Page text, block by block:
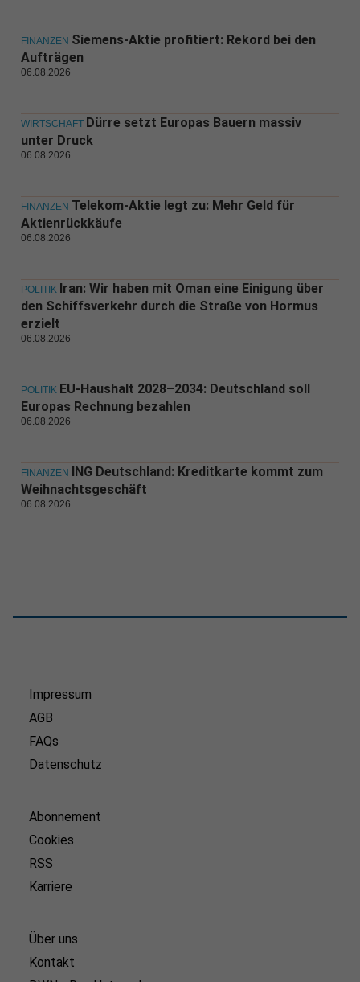
FINANZEN Siemens-Aktie profitiert: Rekord bei den
Aufträgen
06.08.2026
WIRTSCHAFT Dürre setzt Europas Bauern massiv
unter Druck
06.08.2026
FINANZEN Telekom-Aktie legt zu: Mehr Geld für
Aktienrückkäufe
06.08.2026
POLITIK Iran: Wir haben mit Oman eine Einigung über
den Schiffsverkehr durch die Straße von Hormus
erzielt
06.08.2026
POLITIK EU-Haushalt 2028–2034: Deutschland soll
Europas Rechnung bezahlen
06.08.2026
FINANZEN
ING Deutschland: Kreditkarte kommt zum
Weihnachtsgeschäft
06.08.2026
Impressum
AGB
FAQs
Datenschutz
Abonnement
Cookies
RSS
Karriere
Über uns
Kontakt